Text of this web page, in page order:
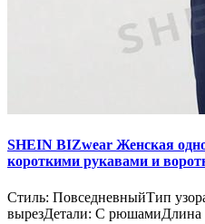
SHEIN BIZwear Женская
короткими рукавами и
Стиль: ПовседневныйТип
вырезДетали: С рюшамиДлина